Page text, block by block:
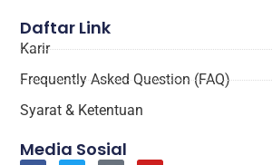
Daftar Link
Karir
Frequently Asked Question (FAQ)
Syarat & Ketentuan
Media Sosial